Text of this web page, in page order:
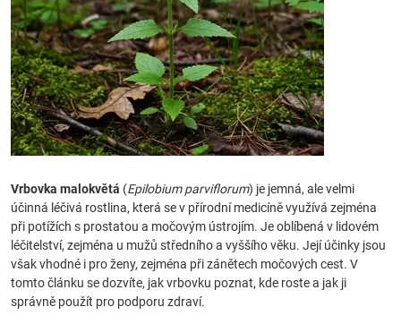
Vrbovka malokvětá (Epilobium parviflorum) je jemná, ale velmi
účinná léčivá rostlina, která se v přírodní medicíně využívá zejména
při potížích s prostatou a močovým ústrojím. Je oblíbená v lidovém
léčitelství, zejména u mužů středního a vyššího věku. Její účinky jsou
však vhodné i pro ženy, zejména při zánětech močových cest. V
tomto článku se dozvíte, jak vrbovku poznat, kde roste a jak ji
správně použít pro podporu zdraví.